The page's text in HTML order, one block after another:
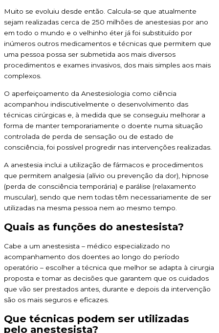
Muito se evoluiu desde então. Calcula-se que atualmente
sejam realizadas cerca de 250 milhões de anestesias por ano
em todo o mundo e o velhinho éter já foi substituído por
inúmeros outros medicamentos e técnicas que permitem que
uma pessoa possa ser submetida aos mais diversos
procedimentos e exames invasivos, dos mais simples aos mais
complexos.
O aperfeiçoamento da Anestesiologia como ciência
acompanhou indiscutivelmente o desenvolvimento das
técnicas cirúrgicas e, à medida que se conseguiu melhorar a
forma de manter temporariamente o doente numa situação
controlada de perda de sensação ou de estado de
consciência, foi possível progredir nas intervenções realizadas.
A anestesia inclui a utilização de fármacos e procedimentos
que permitem analgesia (alívio ou prevenção da dor), hipnose
(perda de consciência temporária) e parálise (relaxamento
muscular), sendo que nem todas têm necessariamente de ser
utilizadas na mesma pessoa nem ao mesmo tempo.
Quais as funções do anestesista?
Cabe a um anestesista – médico especializado no
acompanhamento dos doentes ao longo do período
operatório – escolher a técnica que melhor se adapta à cirurgia
proposta e tomar as decisões que garantem que os cuidados
que vão ser prestados antes, durante e depois da intervenção
são os mais seguros e eficazes.
Que técnicas podem ser utilizadas
pelo anestesista?